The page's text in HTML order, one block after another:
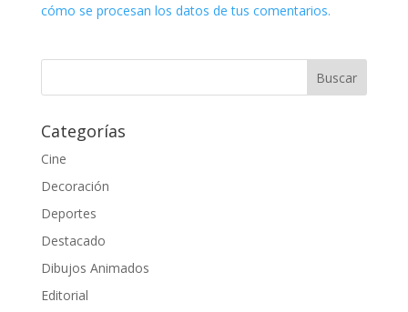
cómo se procesan los datos de tus comentarios.
Categorías
Cine
Decoración
Deportes
Destacado
Dibujos Animados
Editorial